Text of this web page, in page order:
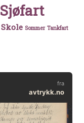
Sjøfart
Skole Sommer Tankfart